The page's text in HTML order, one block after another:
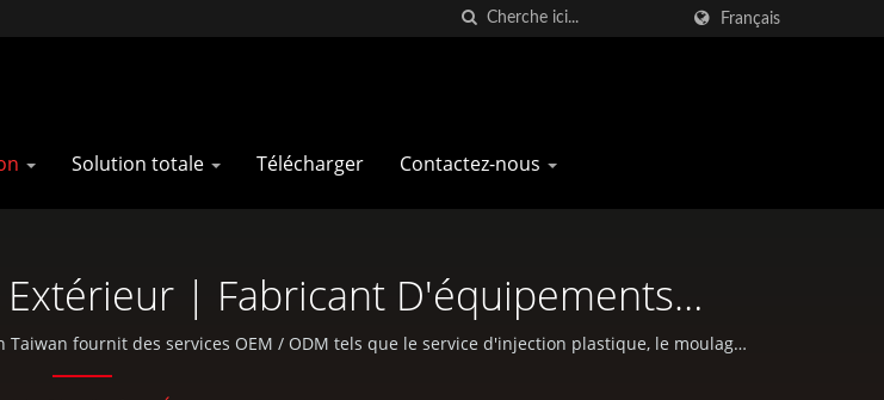
Français
Solution totale Télécharger Contactez-nous
| Fabricant D'équipements
Et La Chasse | Pan Taiwan
fournit des services OEM / ODM tels que le service d'injection plastique, le moulage
EDC et des pièces standard pour bicyclettes et activités de plein air.